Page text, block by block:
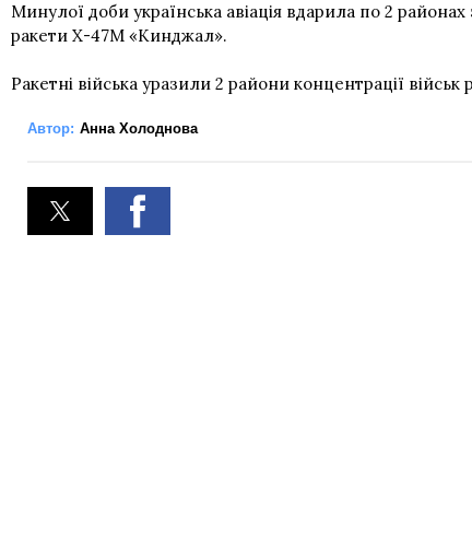
Минулої доби українська авіація вдарила по 2
ракети Х-47М «Кинджал».
Ракетні війська уразили 2 райони концентрації
Автор: Анна Холоднова